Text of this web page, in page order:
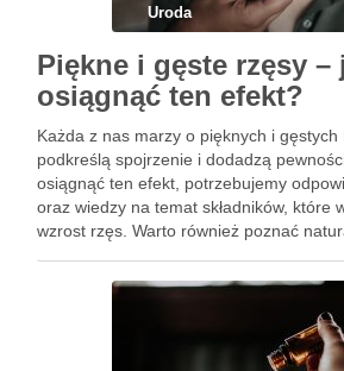
Uroda
Piękne i gęste rzęsy –
osiągnąć ten efekt?
Każda z nas marzy o pięknych i gęstych
podkreślą spojrzenie i dodadzą
osiągnąć ten efekt, potrzebujemy
oraz wiedzy na temat składników, które
wzrost rzęs. Warto również poznać